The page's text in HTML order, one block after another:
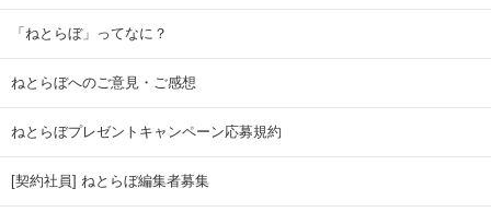
「ねとらぼ」ってなに？
ねとらぼへのご意見・ご感想
ねとらぼプレゼントキャンペーン応募規約
[契約社員] ねとらぼ編集者募集